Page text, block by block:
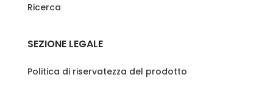
Ricerca
SEZIONE LEGALE
Politica di riservatezza del prodotto